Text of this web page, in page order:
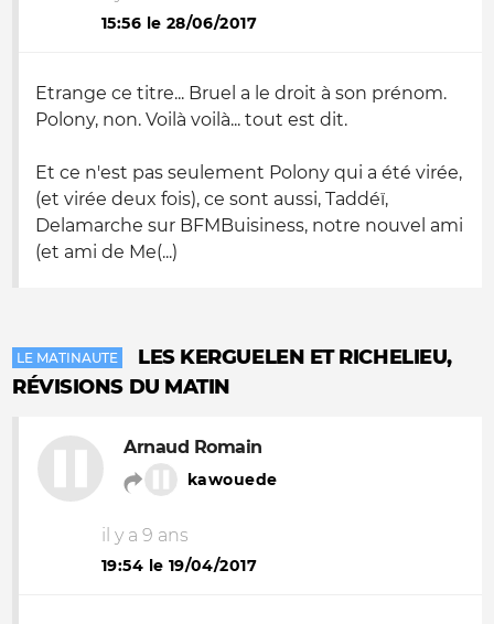
15:56 le 28/06/2017
Etrange ce titre... Bruel a le droit à son prénom.
Polony, non. Voilà voilà... tout est dit.
Et ce n'est pas seulement Polony qui a été virée,
(et virée deux fois), ce sont aussi, Taddéï,
Delamarche sur BFMBuisiness, notre nouvel ami
(et ami de Me(...)
LE MATINAUTE
LES KERGUELEN ET RICHELIEU,
RÉVISIONS DU MATIN
Arnaud Romain
kawouede
il y a 9 ans
19:54 le 19/04/2017